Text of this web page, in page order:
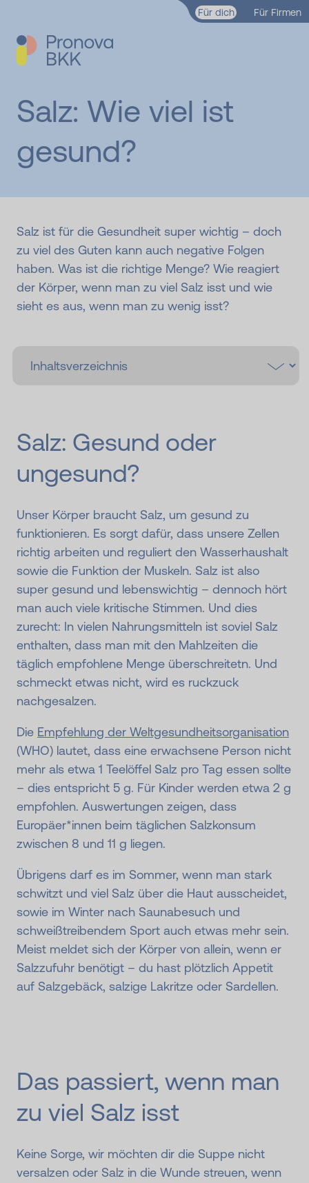
Zum Hauptinhalt springen
Für dich Für Firmen
Salz: Wie viel ist
gesund?
Salz ist für die Gesundheit super wichtig – doch
zu viel des Guten kann auch negative Folgen
haben. Was ist die richtige Menge? Wie reagiert
der Körper, wenn man zu viel Salz isst und wie
sieht es aus, wenn man zu wenig isst?
Salz: Gesund oder
ungesund?
Unser Körper braucht Salz, um gesund zu
funktionieren. Es sorgt dafür, dass unsere Zellen
richtig arbeiten und reguliert den Wasserhaushalt
sowie die Funktion der Muskeln. Salz ist also
super gesund und lebenswichtig – dennoch hört
man auch viele kritische Stimmen. Und dies
zurecht: In vielen Nahrungsmitteln ist soviel Salz
enthalten, dass man mit den Mahlzeiten die
täglich empfohlene Menge überschreitetn. Und
schmeckt etwas nicht, wird es ruckzuck
nachgesalzen.
Die Empfehlung der Weltgesundheitsorganisation
(WHO) lautet, dass eine erwachsene Person nicht
mehr als etwa 1 Teelöffel Salz pro Tag essen sollte
– dies entspricht 5 g. Für Kinder werden etwa 2 g
empfohlen. Auswertungen zeigen, dass
Europäer*innen beim täglichen Salzkonsum
zwischen 8 und 11 g liegen.
Übrigens darf es im Sommer, wenn man stark
schwitzt und viel Salz über die Haut ausscheidet,
sowie im Winter nach Saunabesuch und
schweißtreibendem Sport auch etwas mehr sein.
Meist meldet sich der Körper von allein, wenn er
Salzzufuhr benötigt – du hast plötzlich Appetit
auf Salzgebäck, salzige Lakritze oder Sardellen.
Das passiert, wenn man
zu viel Salz isst
Keine Sorge, wir möchten dir die Suppe nicht
versalzen oder Salz in die Wunde streuen, wenn